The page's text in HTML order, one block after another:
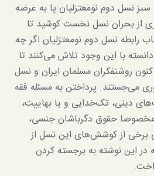
جنبش سبز نسل دوم نومعتزلیان پا به عرصه
از بحران نسل نخست کوشید تا
رابطه نسل دوم نومعتزلیان اگر چه
با این وجود تلاش می‌کنند تا
روشنفکران مسلمان ایران و نسل
می‌جستند. پرداختن به مسئله فقه
دینی، تک‌خدایی و یا بهاییت،
حقوق دگرباشان جنسی،
برخی از کوشش‌های این نسل از
در این نوشته به برجسته کردن